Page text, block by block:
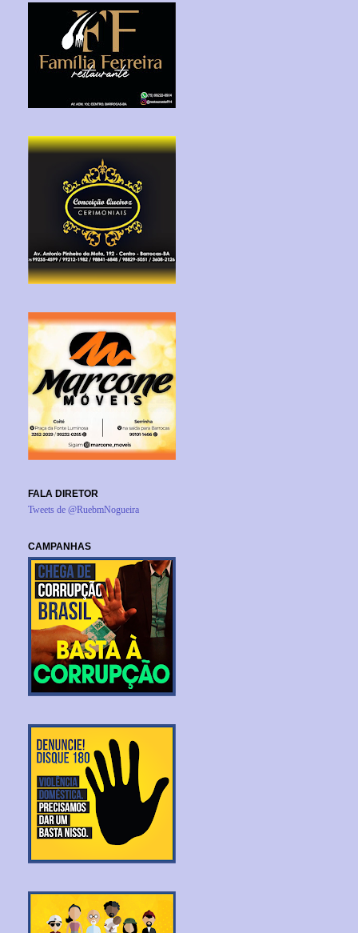
FALA DIRETOR
Tweets de @RuebmNogueira
CAMPANHAS